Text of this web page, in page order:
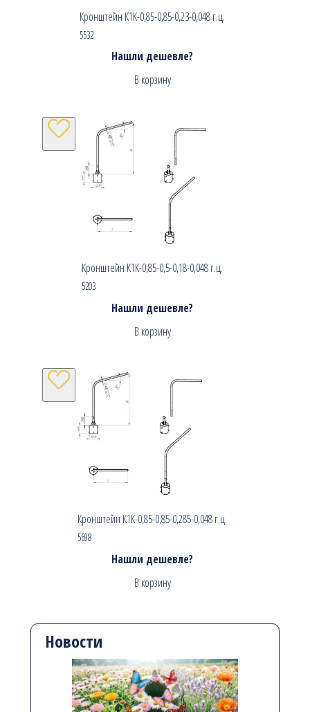
Кронштейн К1К-0,85-0,85-0,23-0,048 г.ц.
5532
Нашли дешевле?
В корзину
Кронштейн К1К-0,85-0,5-0,18-0,048 г.ц.
5203
Нашли дешевле?
В корзину
Кронштейн К1К-0,85-0,85-0,285-0,048 г.ц.
5698
Нашли дешевле?
В корзину
Новости